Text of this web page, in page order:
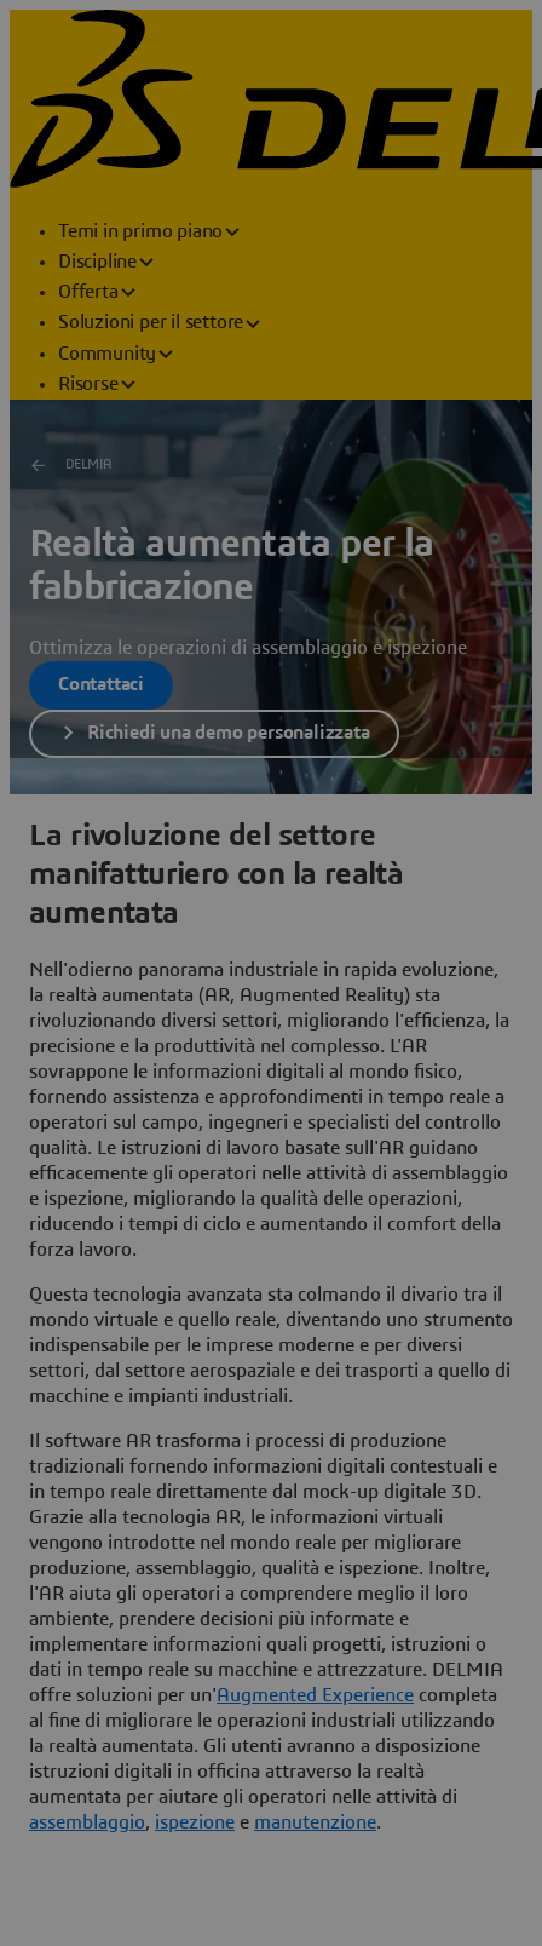
Temi in primo piano
Discipline
Offerta
Soluzioni per il settore
Community
Risorse
DELMIA
Realtà aumentata per la
fabbricazione
Ottimizza le operazioni di assemblaggio e ispezione
Contattaci
Richiedi una demo personalizzata
La rivoluzione del settore
manifatturiero con la realtà
aumentata
Nell'odierno panorama industriale in rapida evoluzione,
la realtà aumentata (AR, Augmented Reality) sta
rivoluzionando diversi settori, migliorando l'efficienza, la
precisione e la produttività nel complesso. L'AR
sovrappone le informazioni digitali al mondo fisico,
fornendo assistenza e approfondimenti in tempo reale a
operatori sul campo, ingegneri e specialisti del controllo
qualità. Le istruzioni di lavoro basate sull'AR guidano
efficacemente gli operatori nelle attività di assemblaggio
e ispezione, migliorando la qualità delle operazioni,
riducendo i tempi di ciclo e aumentando il comfort della
forza lavoro.
Questa tecnologia avanzata sta colmando il divario tra il
mondo virtuale e quello reale, diventando uno strumento
indispensabile per le imprese moderne e per diversi
settori, dal settore aerospaziale e dei trasporti a quello di
macchine e impianti industriali.
Il software AR trasforma i processi di produzione
tradizionali fornendo informazioni digitali contestuali e
in tempo reale direttamente dal mock-up digitale 3D.
Grazie alla tecnologia AR, le informazioni virtuali
vengono introdotte nel mondo reale per migliorare
produzione, assemblaggio, qualità e ispezione. Inoltre,
l'AR aiuta gli operatori a comprendere meglio il loro
ambiente, prendere decisioni più informate e
implementare informazioni quali progetti, istruzioni o
dati in tempo reale su macchine e attrezzature. DELMIA
offre soluzioni per un'Augmented Experience completa
al fine di migliorare le operazioni industriali utilizzando
la realtà aumentata. Gli utenti avranno a disposizione
istruzioni digitali in officina attraverso la realtà
aumentata per aiutare gli operatori nelle attività di
assemblaggio, ispezione e manutenzione.